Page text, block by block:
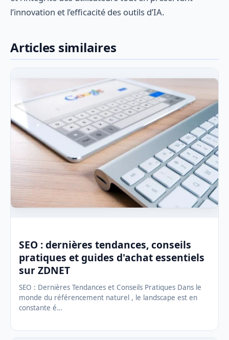
l’innovation et l’efficacité des outils d’IA.
Articles similaires
SEO : dernières tendances, conseils
pratiques et guides d'achat essentiels
sur ZDNET
SEO : Dernières Tendances et Conseils Pratiques Dans le
monde du référencement naturel , le landscape est en
constante é…